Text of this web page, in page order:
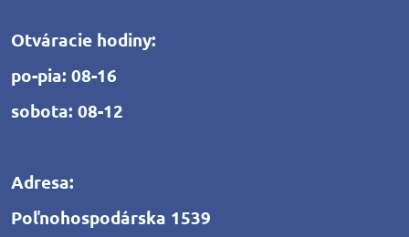
Otváracie hodiny:
po-pia: 08-16
sobota: 08-12
Adresa:
Poľnohospodárska 1539